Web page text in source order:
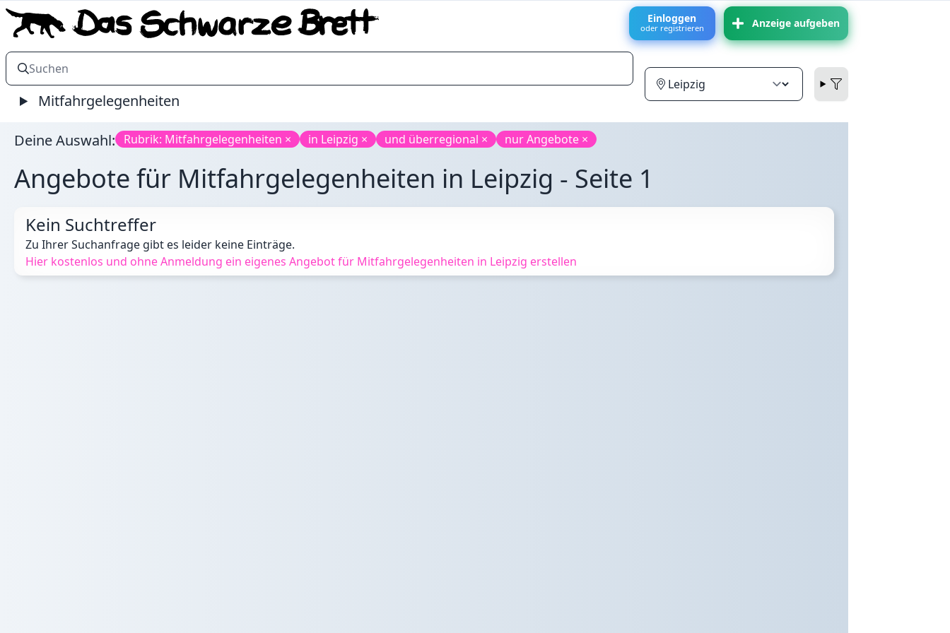
Einloggen
oder registrieren Anzeige aufgeben
Mitfahrgelegenheiten
Deine Auswahl: Rubrik: Mitfahrgelegenheiten × in Leipzig × und überregional × nur Angebote ×
Angebote für Mitfahrgelegenheiten in Leipzig - Seite 1
Kein Suchtreffer
Zu Ihrer Suchanfrage gibt es leider keine Einträge.
Hier kostenlos und ohne Anmeldung ein eigenes Angebot für Mitfahrgelegenheiten in Leipzig erstellen